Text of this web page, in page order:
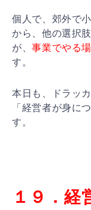
個人で、郊外で
から
、他の選択
が、事業でやる
す。
本日も、ドラッ
「経営者が身に
す。
１９．経